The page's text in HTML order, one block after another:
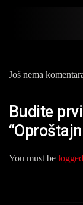
Još nema
Budite
You must be